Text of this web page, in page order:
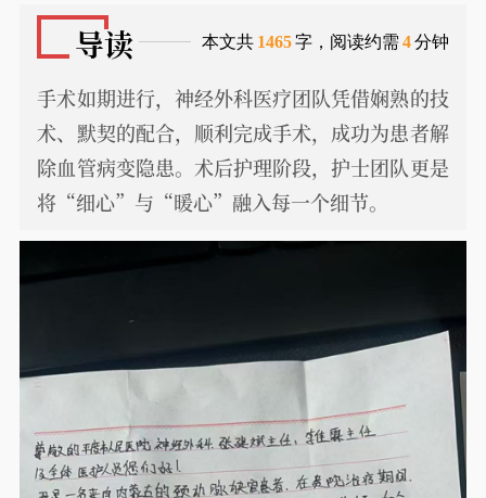
导读 本文共 1465字，阅读约需 4分钟
手术如期进行，神经外科医疗团队凭借娴熟的技
术、默契的配合，顺利完成手术，成功为患者解
除血管病变隐患。术后护理阶段，护士团队更是
将“细心”与“暖心”融入每一个细节。